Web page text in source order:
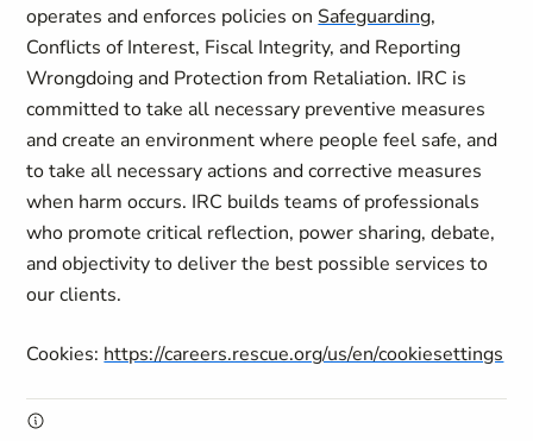
operates and enforces policies on Safeguarding,
Conflicts of Interest, Fiscal Integrity, and Reporting
Wrongdoing and Protection from Retaliation. IRC is
committed to take all necessary preventive measures
and create an environment where people feel safe, and
to take all necessary actions and corrective measures
when harm occurs. IRC builds teams of professionals
who promote critical reflection, power sharing, debate,
and objectivity to deliver the best possible services to
our clients.
Cookies: https://careers.rescue.org/us/en/cookiesettings